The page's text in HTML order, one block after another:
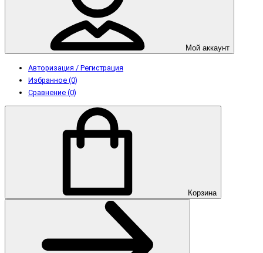
Мой аккаунт
Авторизация / Регистрация
Избранное (0)
Сравнение (0)
Корзина